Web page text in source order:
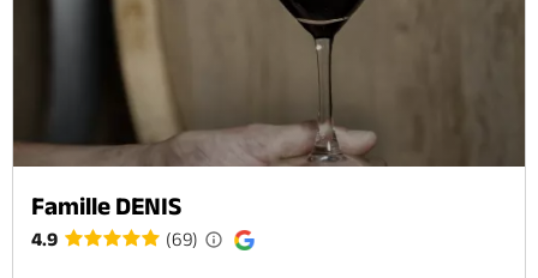
Famille DENIS
4.9 (69)